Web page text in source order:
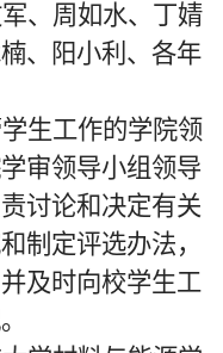
、周如水、丁婧
、阳小利、各年
生工作的学院领
审领导小组领导
讨论和决定有关
制定评选办法，
及时向校学生工